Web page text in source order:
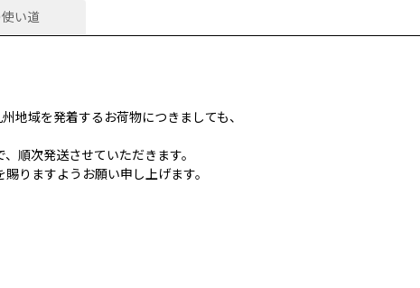
い道
地域を発着するお荷物につきましても、
順次発送させていただきます。
りますようお願い申し上げます。